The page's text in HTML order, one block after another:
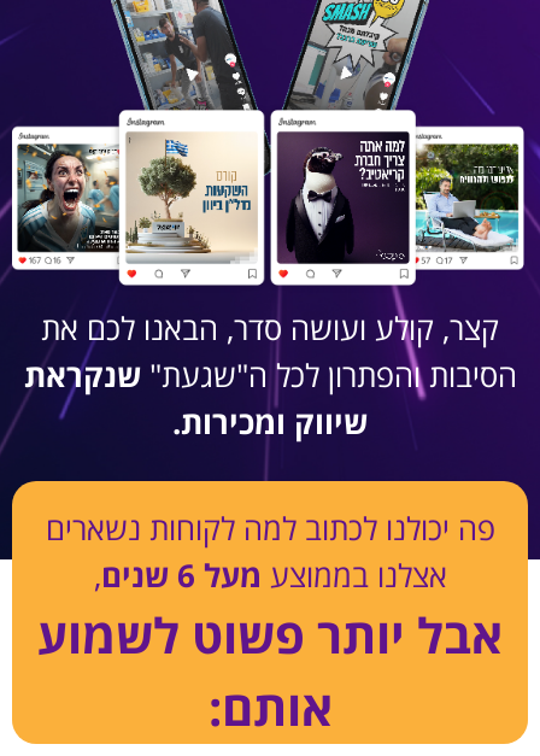
קצר, קולע ועושה סדר, הבאנו לכם את
הסיבות והפתרון לכל ה"שגעת"שנקראת
שיווק ומכירות.
פה יכולנו לכתוב למה לקוחות נשארים
אצלנו בממוצעמעל 6 שנים ,
אבל יותר פשוט לשמוע
אותם: